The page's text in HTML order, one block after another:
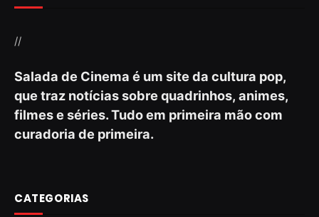
//
Salada de Cinema é um site da cultura pop,
que traz notícias sobre quadrinhos, animes,
filmes e séries. Tudo em primeira mão com
curadoria de primeira.
CATEGORIAS